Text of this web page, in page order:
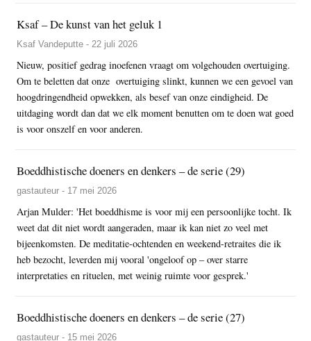
Ksaf – De kunst van het geluk 1
Ksaf Vandeputte - 22 juli 2026
Nieuw, positief gedrag inoefenen vraagt om volgehouden overtuiging.
Om te beletten dat onze overtuiging slinkt, kunnen we een gevoel van
hoogdringendheid opwekken, als besef van onze eindigheid. De
uitdaging wordt dan dat we elk moment benutten om te doen wat goed
is voor onszelf en voor anderen.
Boeddhistische doeners en denkers – de serie (29)
gastauteur - 17 mei 2026
Arjan Mulder: 'Het boeddhisme is voor mij een persoonlijke tocht. Ik
weet dat dit niet wordt aangeraden, maar ik kan niet zo veel met
bijeenkomsten. De meditatie-ochtenden en weekend-retraites die ik
heb bezocht, leverden mij vooral 'ongeloof op – over starre
interpretaties en rituelen, met weinig ruimte voor gesprek.'
Boeddhistische doeners en denkers – de serie (27)
gastauteur - 15 mei 2026